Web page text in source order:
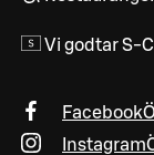
Vi godtar S-
Facebook
Instagram